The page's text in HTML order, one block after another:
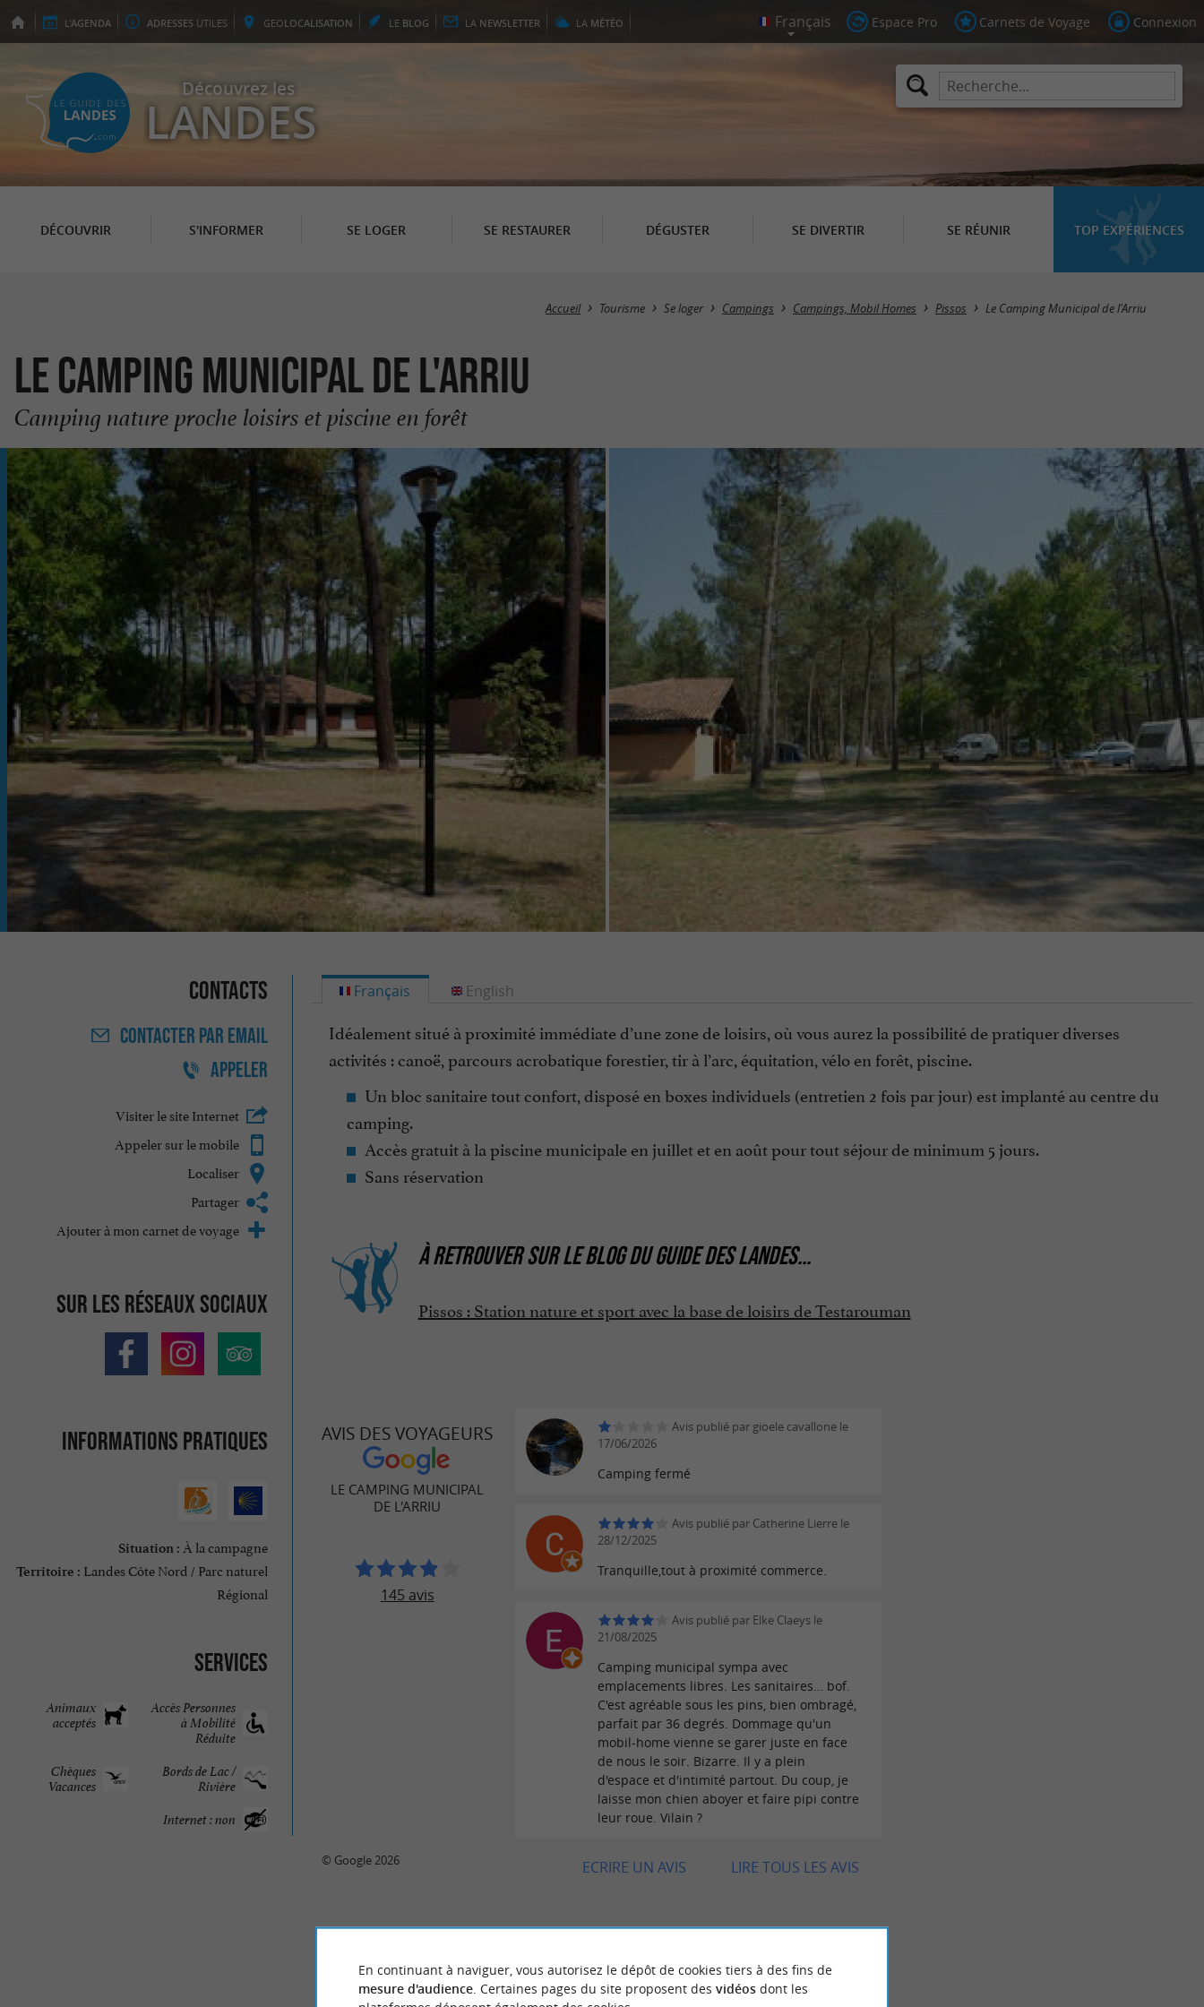
L'AGENDA ADRESSES UTILES GEOLOCALISATION LE BLOG LA NEWSLETTER LA MÉTÉO Espace Pro Carnets de Voyage Connexion
Découvrez les
LANDES
DÉCOUVRIR S'INFORMER SE LOGER SE RESTAURER DÉGUSTER SE DIVERTIR SE RÉUNIR TOP EXPÉRIENCES
Accueil Tourisme Se loger Campings Campings, Mobil Homes Pissos Le Camping Municipal de l'Arriu
Le Camping Municipal de l'Arriu
Camping nature proche loisirs et piscine en forêt
Contacts
CONTACTER PAR EMAIL
APPELER
Visiter le site Internet
Appeler sur le mobile
Localiser
Partager
Ajouter à mon carnet de voyage
Sur les réseaux sociaux
Informations pratiques
Situation : À la campagne
Territoire : Landes Côte Nord / Parc naturel
Régional
Services
Accès Personnes
à Mobilité
Réduite
Animaux
acceptés
Bords de Lac /
Rivière
Chèques
Vacances
Internet : non
Français
Idéalement situé à proximité immédiate d’une zone de loisirs, où vous aurez la possibilité de pratiquer diverses
activités : canoë, parcours acrobatique forestier, tir à l’arc, équitation, vélo en forêt, piscine.
Un bloc sanitaire tout confort, disposé en boxes individuels (entretien 2 fois par jour) est implanté au centre du
camping.
Accès gratuit à la piscine municipale en juillet et en août pour tout séjour de minimum 5 jours.
Sans réservation
À RETROUVER SURLE BLOG DU GUIDE DES LANDES...
Pissos : Station nature et sport avec la base de loisirs de Testarouman
English
AVIS DES VOYAGEURS
LE CAMPING MUNICIPAL
DE L'ARRIU
145 avis
Avis publié par gioele cavallone le
17/06/2026
Camping fermé
Avis publié par Catherine Lierre le
28/12/2025
Tranquille,tout à proximité commerce.
Avis publié par Elke Claeys le
21/08/2025
Camping municipal sympa avec
emplacements libres. Les sanitaires… bof.
C'est agréable sous les pins, bien ombragé,
parfait par 36 degrés. Dommage qu'un
mobil-home vienne se garer juste en face
de nous le soir. Bizarre. Il y a plein
d'espace et d'intimité partout. Du coup, je
laisse mon chien aboyer et faire pipi contre
leur roue. Vilain ?
LIRE TOUS LES AVIS
ECRIRE UN AVIS
© Google 2026
AVIS DES VOYAGEURS "Quelle honte.paye pour ça.,,.,.,.,.........."
Avis publié par Didier B le 16/10/2025
En continuant à naviguer, vous autorisez le dépôt de cookies tiers à des fins de
mesure d'audience. Certaines pages du site proposent des vidéosdont les